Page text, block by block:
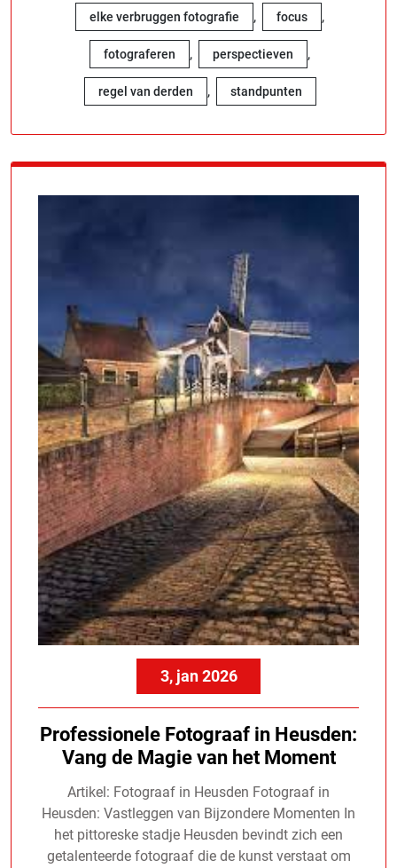
elke verbruggen fotografie , focus ,
fotograferen , perspectieven ,
regel van derden , standpunten
3, jan 2026
Professionele Fotograaf in Heusden:
Vang de Magie van het Moment
Artikel: Fotograaf in Heusden Fotograaf in
Heusden: Vastleggen van Bijzondere Momenten In
het pittoreske stadje Heusden bevindt zich een
getalenteerde fotograaf die de kunst verstaat om